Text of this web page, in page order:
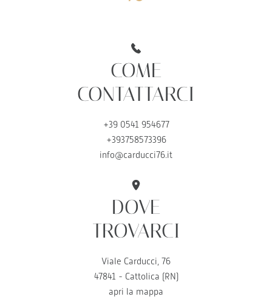
COME
CONTATTARCI
+39 0541 954677
+393758573396
info@carducci76.it
DOVE
TROVARCI
Viale Carducci, 76
47841 - Cattolica (RN)
apri la mappa